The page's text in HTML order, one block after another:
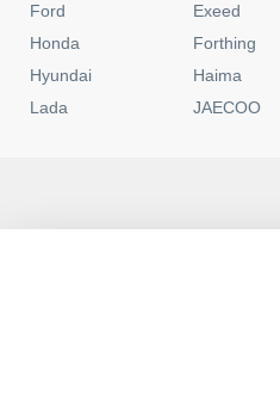
Ford
Honda
Hyundai
Lada
Exeed
Forthing
Haima
JAECOO